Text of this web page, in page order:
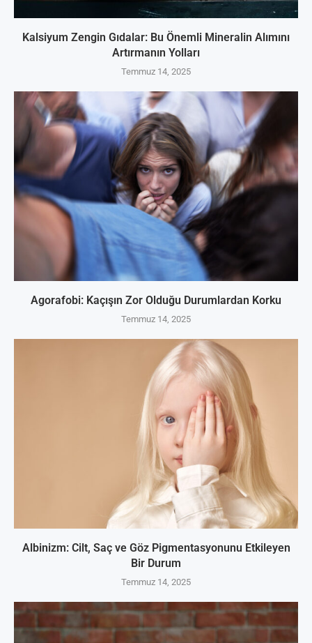
Kalsiyum Zengin Gıdalar: Bu Önemli Mineralin Alımını
Artırmanın Yolları
Temmuz 14, 2025
Agorafobi: Kaçışın Zor Olduğu Durumlardan Korku
Temmuz 14, 2025
Albinizm: Cilt, Saç ve Göz Pigmentasyonunu Etkileyen
Bir Durum
Temmuz 14, 2025